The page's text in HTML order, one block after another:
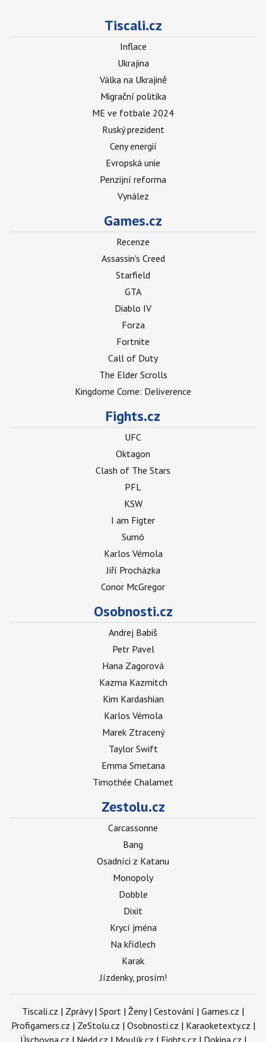
Tiscali.cz
Inflace
Ukrajina
Válka na Ukrajině
Migrační politika
ME ve fotbale 2024
Ruský prezident
Ceny energií
Evropská unie
Penzijní reforma
Vynález
Games.cz
Recenze
Assassin's Creed
Starfield
GTA
Diablo IV
Forza
Fortnite
Call of Duty
The Elder Scrolls
Kingdome Come: Deliverence
Fights.cz
UFC
Oktagon
Clash of The Stars
PFL
KSW
I am Figter
Sumó
Karlos Vémola
Jiří Procházka
Conor McGregor
Osobnosti.cz
Andrej Babiš
Petr Pavel
Hana Zagorová
Kazma Kazmitch
Kim Kardashian
Karlos Vémola
Marek Ztracený
Taylor Swift
Emma Smetana
Timothée Chalamet
Zestolu.cz
Carcassonne
Bang
Osadníci z Katanu
Monopoly
Dobble
Dixit
Krycí jména
Na křídlech
Karak
Jízdenky, prosím!
Tiscali.cz | Zprávy| Sport | Ženy| Cestování | Games.cz |
Profigamers.cz | ZeStolu.cz | Osobnosti.cz | Karaoketexty.cz |
Úschovna.cz | Nedd.cz | Moulík.cz | Fights.cz | Dokina.cz |